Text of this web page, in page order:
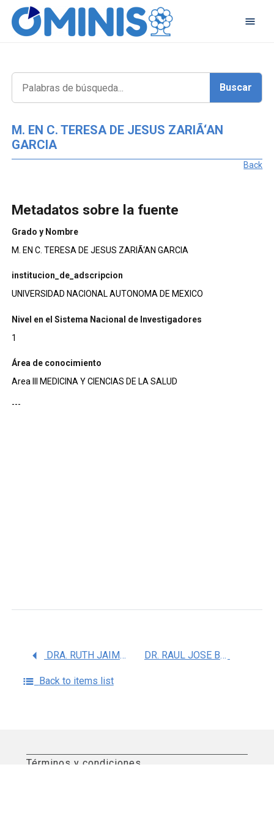
M. EN C. TERESA DE JESUS ZARIÃ‘AN
GARCIA
Back
Metadatos sobre la fuente
Grado y Nombre
M. EN C. TERESA DE JESUS ZARIÃ‘AN GARCIA
institucion_de_adscripcion
UNIVERSIDAD NACIONAL AUTONOMA DE MEXICO
Nivel en el Sistema Nacional de Investigadores
1
Área de conocimiento
Area III MEDICINA Y CIENCIAS DE LA SALUD
---
DRA. RUTH JAIMEZ MELGOZA DR. RAUL JOSE BOBES RUIZ
Back to items list
Términos y condiciones